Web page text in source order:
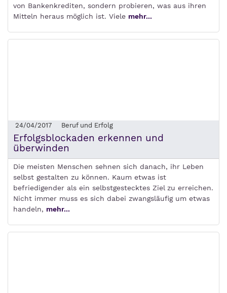
von Bankenkrediten, sondern probieren, was aus ihren
Mitteln heraus möglich ist. Viele mehr...
24/04/2017 Beruf und Erfolg
Erfolgsblockaden erkennen und
überwinden
Die meisten Menschen sehnen sich danach, ihr Leben
selbst gestalten zu können. Kaum etwas ist
befriedigender als ein selbstgestecktes Ziel zu erreichen.
Nicht immer muss es sich dabei zwangsläufig um etwas
handeln, mehr...